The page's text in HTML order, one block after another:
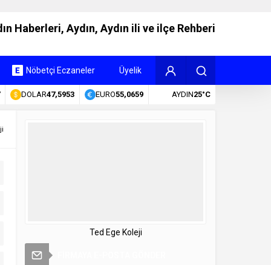
Haberleri, Aydın, Aydın ili ve ilçe Rehberi
Nöbetçi Eczaneler Üyelik
DOLAR47,5953 EURO55,0659 AYDIN25°C
Ted Ege Koleji